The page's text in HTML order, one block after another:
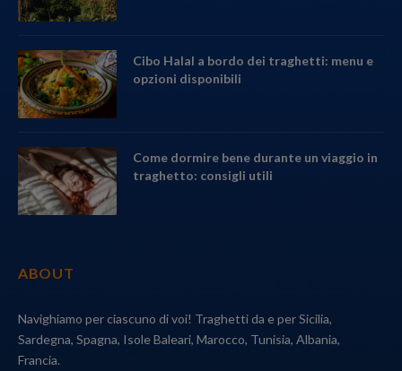
Cibo Halal a bordo dei traghetti: menu e
opzioni disponibili
Come dormire bene durante un viaggio in
traghetto: consigli utili
ABOUT
Navighiamo per ciascuno di voi! Traghetti da e per Sicilia,
Sardegna, Spagna, Isole Baleari, Marocco, Tunisia, Albania,
Francia.